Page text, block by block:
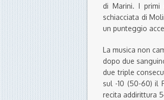
di Marini. I
schiacciata di
un punteggio
La musica non
dopo due
due triple
sul -10 (50-60) il
recita addirittura